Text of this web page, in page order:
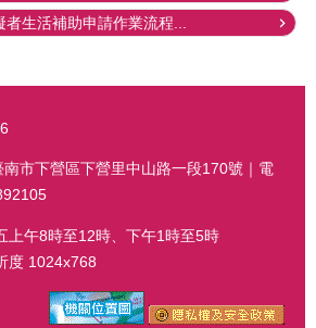
者生活補助申請作業流程...
市下營區下營里中山路一段170號｜電
上午8時至12時、下午1時至5時
度 1024x768